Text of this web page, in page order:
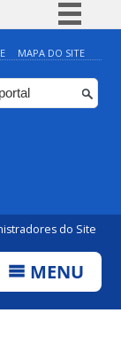
BR
MAPA DO SITE
do Site
MENU